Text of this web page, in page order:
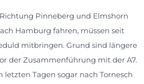
Pinneberg und Elmshorn
Hamburg fahren, müssen seit
mitbringen. Grund sind längere
der Zusammenführung mit der A7.
letzten Tagen sogar nach Tornesch